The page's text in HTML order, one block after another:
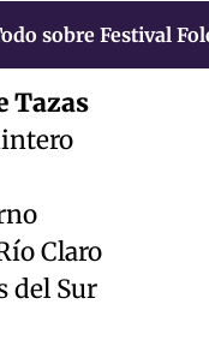
sobre Festival
Tazas
Claro
del Sur